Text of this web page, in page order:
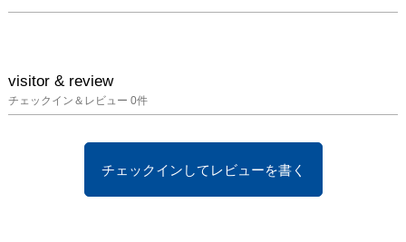
visitor & review
チェックイン＆レビュー 0件
チェックインしてレビューを書く